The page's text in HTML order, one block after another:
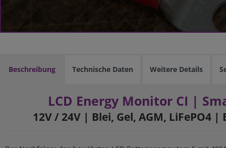
Beschreibung Technische Daten Weitere Details
LCD Energy Monitor CI |
12V / 24V | Blei, Gel, AGM, LiFePO4 |